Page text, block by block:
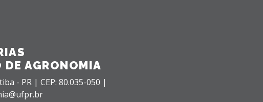
DE AGRONOMIA
- PR | CEP: 80.035-050 |